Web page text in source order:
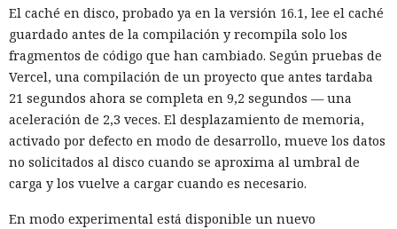
acceso de empresas chinas al mercado estadounidense. El
regulador no precisó si estas acciones están relacionadas
con la revisión a Palo Alto.
La presión sobre la compañía no es nueva: ya en enero se
recomendó a las organizaciones chinas que renunciaran al
software de más de una decena de desarrolladores
estadounidenses e israelíes de soluciones de
ciberseguridad, incluida Palo Alto Networks. Esta última,
por cierto, se especializa en protección de redes y en la
nube, y tiene oficinas en Pekín, Shanghái, Cantón,
El caché en disco, probado ya en la versión 16.1, lee el caché
guardado antes de la compilación y recompila solo los
fragmentos de código que han cambiado. Según pruebas de
Vercel, una compilación de un proyecto que antes tardaba
21 segundos ahora se completa en 9,2 segundos — una
aceleración de 2,3 veces. El desplazamiento de memoria,
activado por defecto en modo de desarrollo, mueve los datos
no solicitados al disco cuando se aproxima al umbral de
carga y los vuelve a cargar cuando es necesario.
En modo experimental está disponible un nuevo